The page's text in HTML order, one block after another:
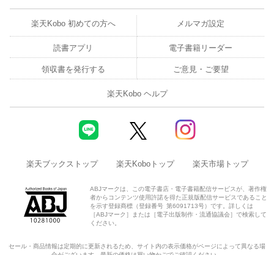
楽天Kobo 初めての方へ メルマガ設定
読書アプリ 電子書籍リーダー
領収書を発行する ご意見・ご要望
楽天Kobo ヘルプ
楽天ブックストップ 楽天Koboトップ 楽天市場トップ
ABJマークは、この電子書店・電子書籍配信サービスが、著作権
者からコンテンツ使用許諾を得た正規版配信サービスであること
を示す登録商標（登録番号 第6091713号）です。詳しくは
［ABJマーク］または［電子出版制作・流通協議会］で検索して
ください。
セール・商品情報は定期的に更新されるため、サイト内の表示価格がページによって異なる場